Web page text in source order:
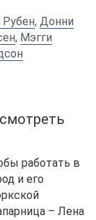
Рубен,Донни
, Мэгги
работать в
и его
– Лена